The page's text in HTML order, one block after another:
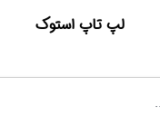
لپ تاپ استوک